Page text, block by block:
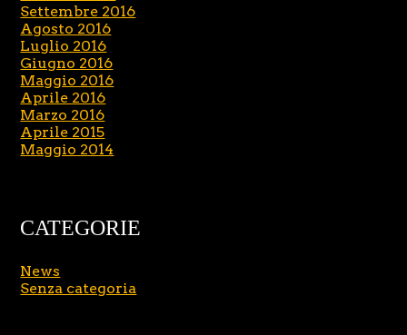
Settembre 2016
Agosto 2016
Luglio 2016
Giugno 2016
Maggio 2016
Aprile 2016
Marzo 2016
Aprile 2015
Maggio 2014
CATEGORIE
News
Senza categoria